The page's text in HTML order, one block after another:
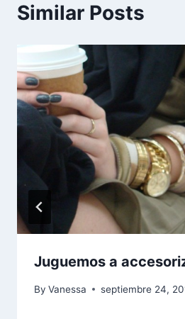
Similar Posts
Juguemos a
By Vanessa septiembre 24,